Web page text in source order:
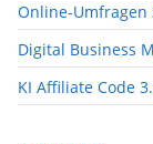
Online-Umfragen
Digital Business
KI Affiliate Code